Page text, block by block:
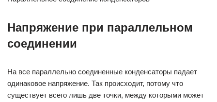
Напряжение при параллельном
соединении
На все параллельно соединенные конденсаторы падает
одинаковое напряжение. Так происходит, потому что
существует всего лишь две точки, между которыми может